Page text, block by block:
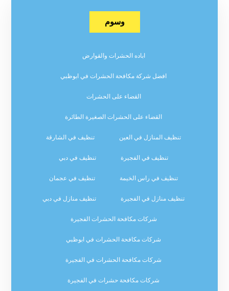
وسوم
اباده الحشرات والقوارض
افضل شركة مكافحة الحشرات في ابوظبي
القضاء على الحشرات
القضاء على الحشرات الصغيرة الطائرة
تنظيف المنازل في العين تنظيف في الشارقة
تنظيف في الفجيرة تنظيف في دبي
تنظيف في راس الخيمة تنظيف في عجمان
تنظيف منازل في الفجيرة تنظيف منازل في دبي
شركات مكافحة الحشرات الفجيرة
شركات مكافحة الحشرات في ابوظبي
شركات مكافحة الحشرات في الفجيرة
شركات مكافحة حشرات في الفجيرة